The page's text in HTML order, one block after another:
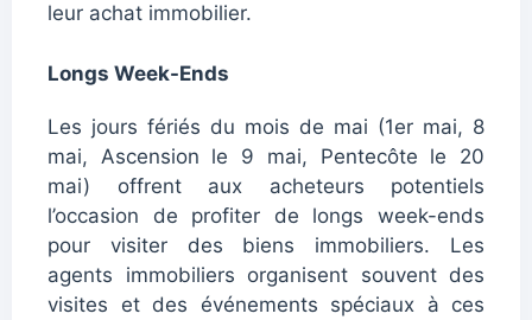
leur achat immobilier.
Longs Week-Ends
Les jours fériés du mois de mai (1er mai, 8
mai, Ascension le 9 mai, Pentecôte le 20
mai) offrent aux acheteurs potentiels
l’occasion de profiter de longs week-ends
pour visiter des biens immobiliers. Les
agents immobiliers organisent souvent des
visites et des événements spéciaux à ces